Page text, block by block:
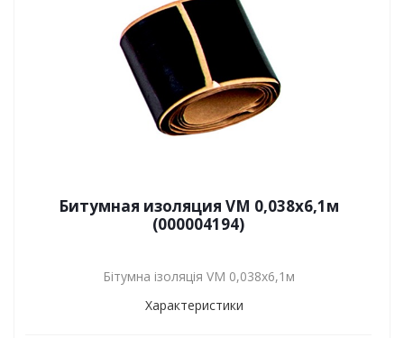
Битумная изоляция VM 0,038х6,1м
(000004194)
Бітумна ізоляція VM 0,038х6,1м
Характеристики